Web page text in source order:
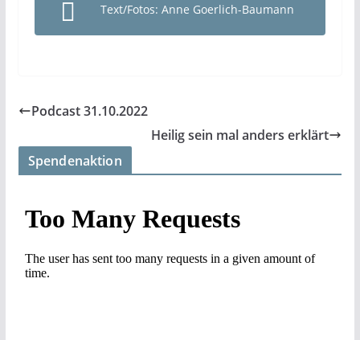
Text/Fotos: Anne Goerlich-Baumann
Podcast 31.10.2022
Heilig sein mal anders erklärt
Spendenaktion